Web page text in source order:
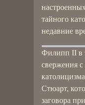
тайного
недавние
Филипп II в
свержения с
Стюарт,
заговора